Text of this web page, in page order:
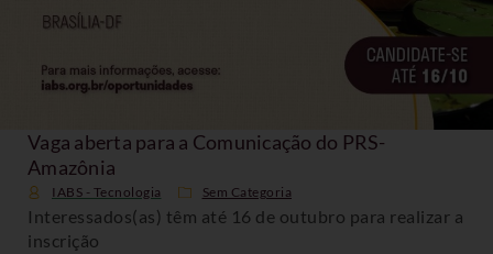
Vaga aberta para a Comunicação do PRS-
Amazônia
IABS - Tecnologia Sem Categoria
Interessados(as) têm até 16 de outubro para realizar a
inscrição